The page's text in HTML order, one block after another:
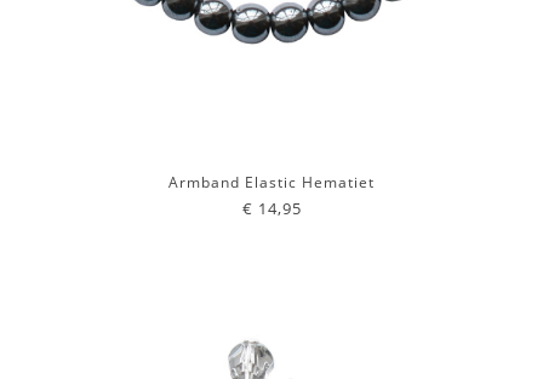
Armband Elastic Hematiet
€ 14,95